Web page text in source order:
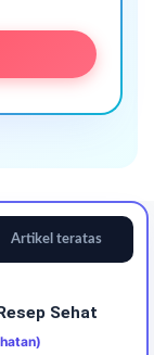
Artikel teratas
Sehat